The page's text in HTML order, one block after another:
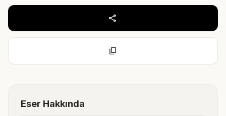
share
content_copy
Eser Hakkında